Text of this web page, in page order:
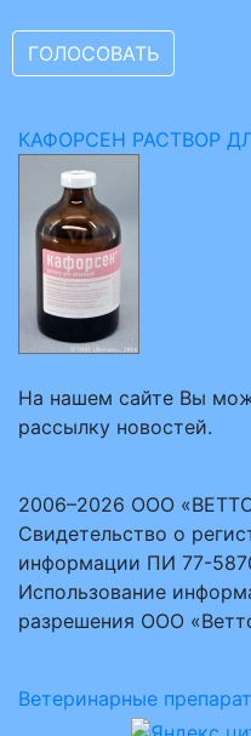
КАФОРСЕН РАСТВОР
На нашем сайте Вы
рассылку новостей.
2006–2026 ООО
Свидетельство о
информации ПИ 77-
Использование
разрешения ООО
Ветеринарные